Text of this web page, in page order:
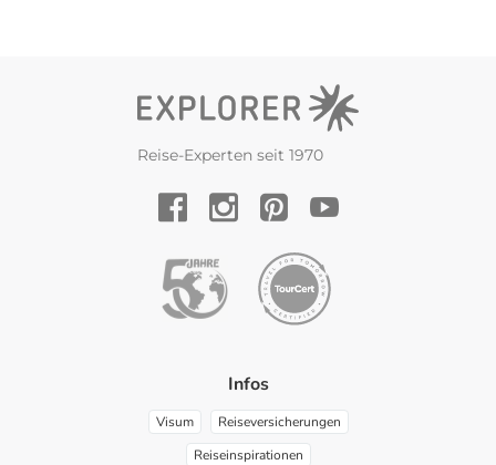
Reise-Experten seit 1970
Infos
Visum
Reiseversicherungen
Reiseinspirationen